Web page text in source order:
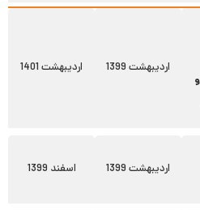
اردیبهشت 1399 اردیبهشت 1401
اردیبهشت 1399 اسفند 1399